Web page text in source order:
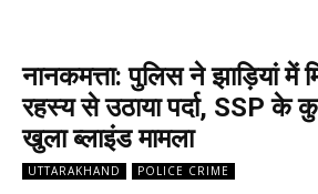
नानकमत्ता: पुलिस ने झाड़ियां में
रहस्य से उठाया पर्दा, SSP के
खुला ब्लाइंड मामला
UTTARAKHAND POLICE CRIME